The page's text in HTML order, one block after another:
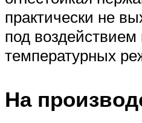
практически не
под воздействием
температурных
На